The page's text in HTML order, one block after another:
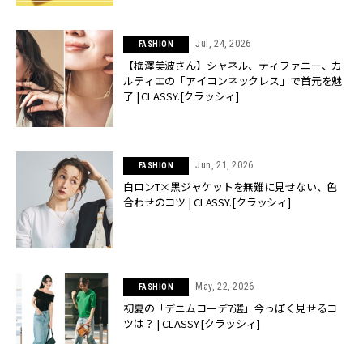
FASHION Jul, 24, 2026
【梅澤美波さん】シャネル、ティファニー、カ
ルティエの「アイコンネックレス」で首元を魅
了 | CLASSY.[クラッシィ]
FASHION Jun, 21, 2026
白ロンT×黒ジャケットを無難に見せない、色
合わせのコツ | CLASSY.[クラッシィ]
FASHION May, 22, 2026
初夏の「デニムコーデ7選」今っぽく見せるコ
ツは？ | CLASSY.[クラッシィ]